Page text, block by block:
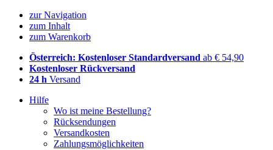
zur Navigation
zum Inhalt
zum Warenkorb
Österreich: Kostenloser Standardversand ab € 54,90
Kostenloser Rückversand
24 h Versand
Hilfe
Wo ist meine Bestellung?
Rücksendungen
Versandkosten
Zahlungsmöglichkeiten